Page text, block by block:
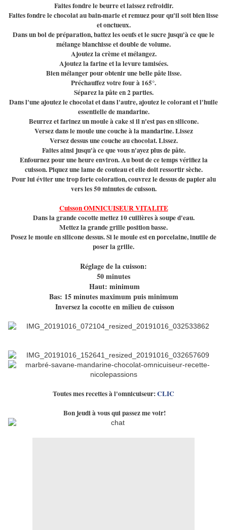
Faites fondre le beurre et laissez refroidir.
Faites fondre le chocolat au bain-marie et remuez pour qu'il soit bien lisse
et onctueux.
Dans un bol de préparation, battez les oeufs et le sucre jusqu'à ce que le
mélange blanchisse et double de volume.
Ajoutez la crème et mélangez.
Ajoutez la farine et la levure tamisées.
Bien mélanger pour obtenir une belle pâte lisse.
Préchauffez votre four à 165°.
Séparez la pâte en 2 parties.
Dans l'une ajoutez le chocolat et dans l'autre, ajoutez le colorant et l'huile
essentielle de mandarine.
Beurrez et farinez un moule à cake si il n'est pas en silicone.
Versez dans le moule une couche à la mandarine. Lissez
Versez dessus une couche au chocolat. Lissez.
Faites ainsi jusqu'à ce que vous n'ayez plus de pâte.
Enfournez pour une heure environ. Au bout de ce temps vérifiez la
cuisson. Piquez une lame de couteau et elle doit ressortir sèche.
Pour lui éviter une trop forte coloration, couvrez le dessus de papier alu
vers les 50 minutes de cuisson.
Cuisson OMNICUISEUR VITALITE
Dans la grande cocotte mettez 10 cuillères à soupe d'eau.
Mettez la grande grille position basse.
Posez le moule en silicone dessus. Si le moule est en porcelaine, inutile de
poser la grille.
Réglage de la cuisson:
50 minutes
Haut: minimum
Bas: 15 minutes maximum puis minimum
Inversez la cocotte en milieu de cuisson
Toutes mes recettes à l'omnicuiseur:CLIC
Bon jeudi à vous qui passez me voir!